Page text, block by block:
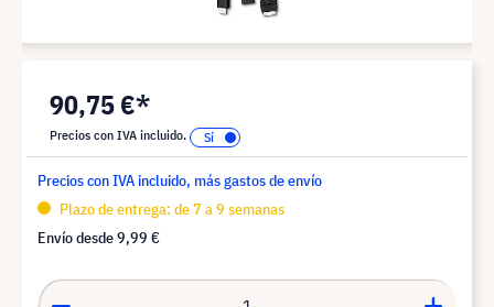
90,75 €*
Precios con IVA incluido.
Precios con IVA incluido, más gastos de envío
Plazo de entrega: de 7 a 9 semanas
Envío desde9,99 €